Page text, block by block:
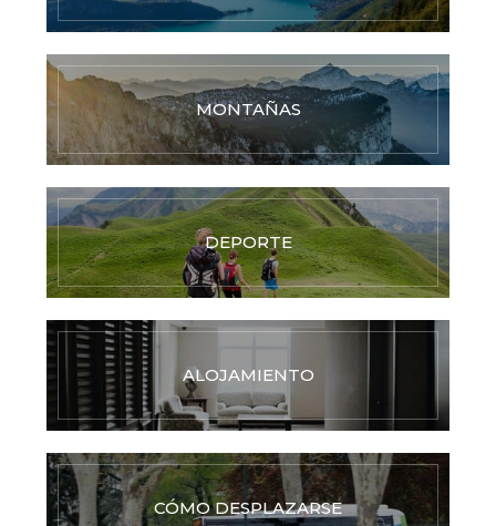
MONTAÑAS
DEPORTE
ALOJAMIENTO
CÓMO DESPLAZARSE